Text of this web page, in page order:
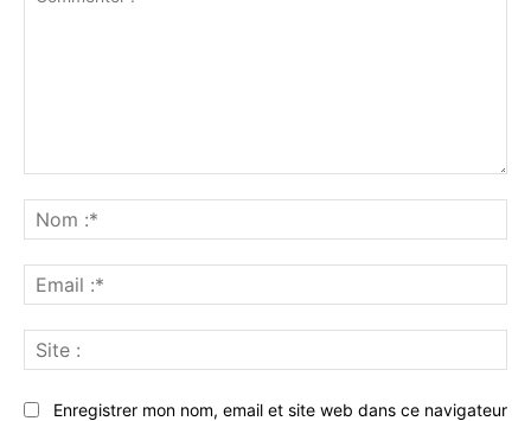
:*
:*
:
Enregistrer mon nom, email et site web dans ce navigateur